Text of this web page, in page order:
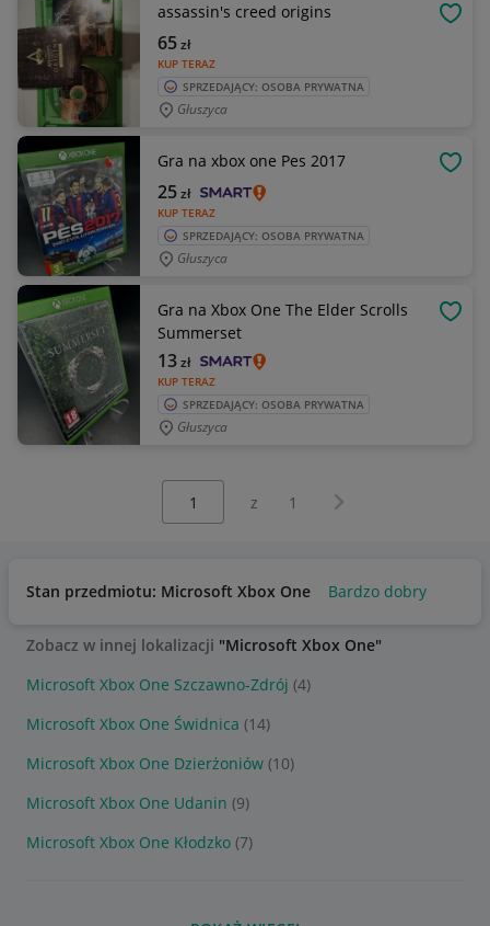
assassin's creed origins
KUP TERAZ
65zł
SPRZEDAJĄCY: OSOBA PRYWATNA
Głuszyca
Gra na xbox one Pes 2017
KUP TERAZ
25zł
SPRZEDAJĄCY: OSOBA PRYWATNA
Głuszyca
Gra na Xbox One The Elder Scrolls
Summerset
KUP TERAZ
13zł
SPRZEDAJĄCY: OSOBA PRYWATNA
Głuszyca
z 1 Następna strona
Stan przedmiotu: Microsoft Xbox One Bardzo dobry
Zobacz w innej lokalizacji "Microsoft Xbox One"
Microsoft Xbox One Szczawno-Zdrój (4)
Microsoft Xbox One Świdnica (14)
Microsoft Xbox One Dzierżoniów (10)
Microsoft Xbox One Udanin (9)
Microsoft Xbox One Kłodzko (7)